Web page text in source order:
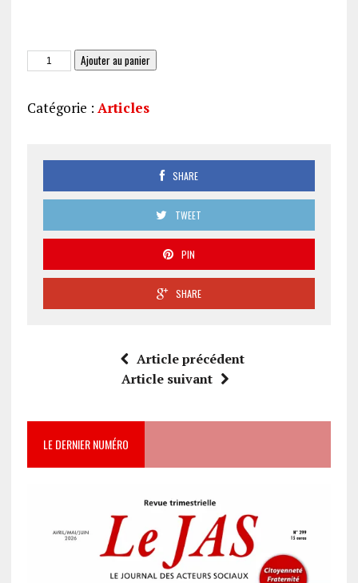
quantité
de
:
(205)
Ajouter au panier
Catégorie : Articles
SHARE
TWEET
PIN
SHARE
Article précédent
Article suivant
LE DERNIER NUMÉRO